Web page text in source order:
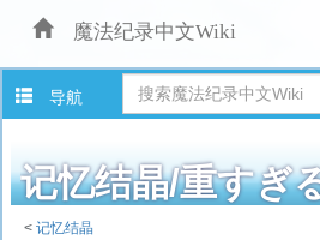
魔法纪录中文Wiki
导航
记忆结晶/重す
<记忆结晶